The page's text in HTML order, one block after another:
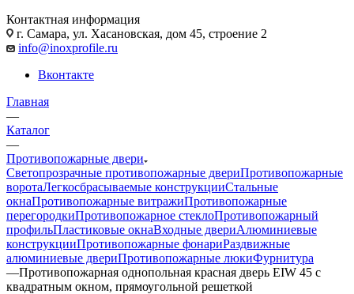
Контактная информация
г. Самара, ул. Хасановская, дом 45, строение 2
info@inoxprofile.ru
Вконтакте
Главная
—
Каталог
—
Противопожарные двери
Светопрозрачные противопожарные двериПротивопожарные
воротаЛегкосбрасываемые конструкцииСтальные
окнаПротивопожарные витражиПротивопожарные
перегородкиПротивопожарное стеклоПротивопожарный
профильПластиковые окнаВходные двериАлюминиевые
конструкцииПротивопожарные фонариРаздвижные
алюминиевые двериПротивопожарные люкиФурнитура
—Противопожарная однопольная красная дверь EIW 45 с
квадратным окном, прямоугольной решеткой